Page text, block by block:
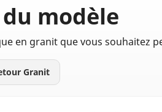
modèle
en granit que vous souhaitez
Granit